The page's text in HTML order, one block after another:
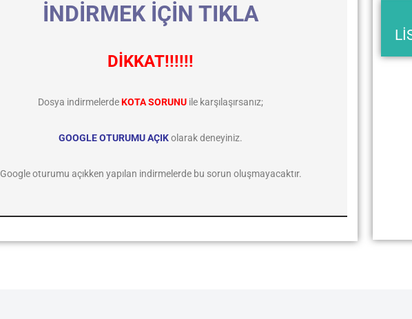
İNDİRMEK İÇİN TIKLA
DİKKAT!!!!!!
Dosya indirmelerdeKOTA SORUNU ile karşılaşırsanız;
GOOGLE OTURUMU AÇIKolarak deneyiniz.
Google oturumu açıkken yapılan indirmelerde bu sorun oluşmayacaktır.